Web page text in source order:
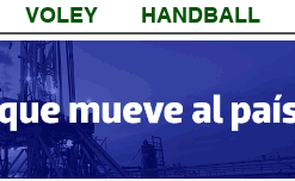
VOLEY HANDBALL